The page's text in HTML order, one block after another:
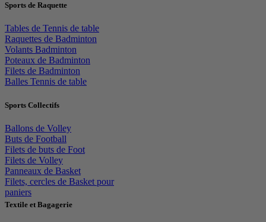
Sports de Raquette
Tables de Tennis de table
Raquettes de Badminton
Volants Badminton
Poteaux de Badminton
Filets de Badminton
Balles Tennis de table
Sports Collectifs
Ballons de Volley
Buts de Football
Filets de buts de Foot
Filets de Volley
Panneaux de Basket
Filets, cercles de Basket pour
paniers
Textile et Bagagerie